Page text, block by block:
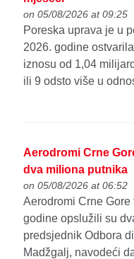
on 05/08/2026 at 09:25
Poreska uprava je u
2026. godine
iznosu od 1,04
ili 9 odsto više u
Aerodromi Crne
dva miliona putnika
on 05/08/2026 at 06:52
Aerodromi Crne
godine opslužili su
predsjednik Odbora
Madžgalj, navodeći